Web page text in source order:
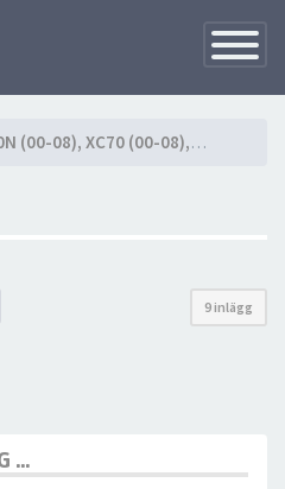
Toggle
XC70 (00-08), XC90 (03-14)
9 inlägg
...